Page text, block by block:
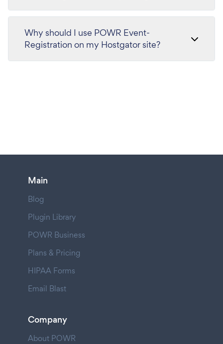
Why should I use POWR Event-
Registration on my Hostgator site?
Main
Blog
Plugin Library
POWR Business
Plans & Pricing
HIPAA Forms
Email Blast
Company
About POWR